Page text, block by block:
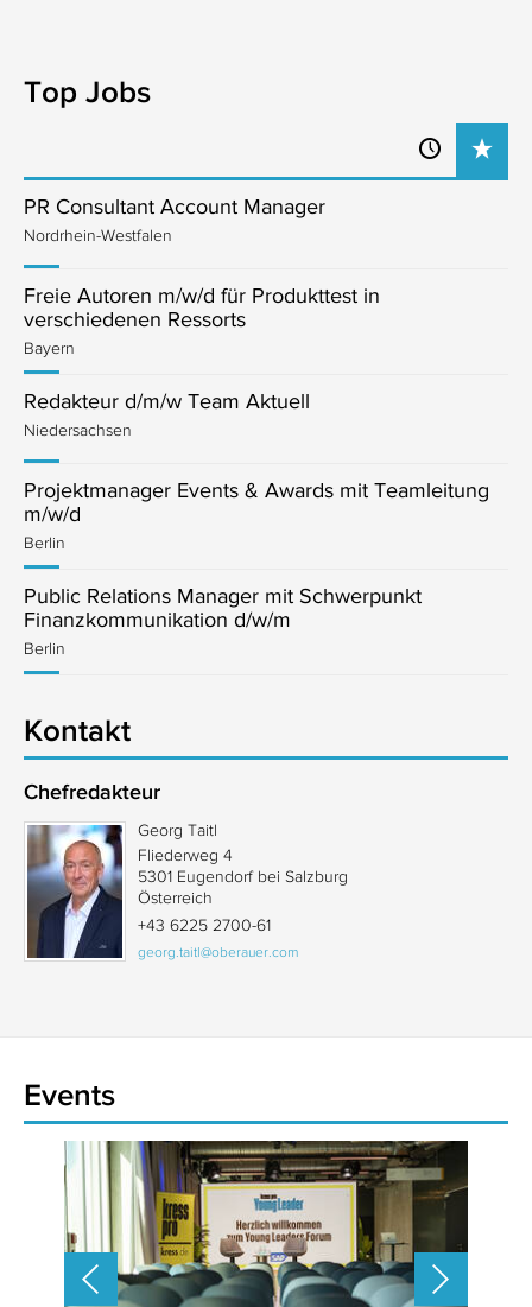
Top Jobs
PR Consultant Account Manager
Nordrhein-Westfalen
Freie Autoren m/w/d für Produkttest in
verschiedenen Ressorts
Bayern
Redakteur d/m/w Team Aktuell
Niedersachsen
Projektmanager Events & Awards mit Teamleitung
m/w/d
Berlin
Public Relations Manager mit Schwerpunkt
Finanzkommunikation d/w/m
Berlin
Kontakt
Chefredakteur
Georg Taitl
Fliederweg 4
5301 Eugendorf bei Salzburg
Österreich
+43 6225 2700-61
georg.taitl@oberauer.com
Events